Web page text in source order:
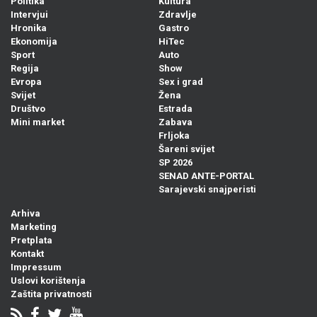
Intervjui
Hronika
Ekonomija
Sport
Regija
Evropa
Svijet
Društvo
Mini market
Zdravlje
Gastro
HiTec
Auto
Show
Sex i grad
Žena
Estrada
Zabava
Frljoka
Šareni svijet
SP 2026
SENAD ANTE-PORTAL
Sarajevski snajperisti
Arhiva
Marketing
Pretplata
Kontakt
Impressum
Uslovi korištenja
Zaštita privatnosti